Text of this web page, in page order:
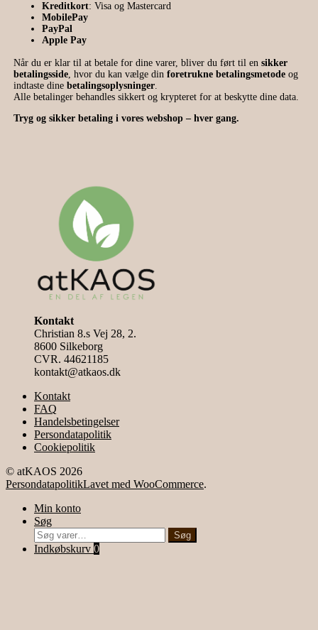
Kreditkort: Visa og Mastercard
MobilePay
PayPal
Apple Pay
Når du er klar til at betale for dine varer, bliver du ført til en sikker
betalingsside, hvor du kan vælge din foretrukne betalingsmetodeog
indtaste dine betalingsoplysninger.
Alle betalinger behandles sikkert og krypteret for at beskytte dine data.
Tryg og sikker betaling i vores webshop – hver gang.
Kontakt
Christian 8.s Vej 28, 2.
8600 Silkeborg
CVR. 44621185
kontakt@atkaos.dk
Kontakt
FAQ
Handelsbetingelser
Persondatapolitik
Cookiepolitik
© atKAOS 2026
PersondatapolitikLavet med WooCommerce.
Min konto
Søg
Søg
efter:
Søg
Indkøbskurv 0